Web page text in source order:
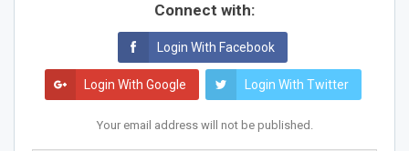
Connect with:
Login With Facebook
Login With Google Login With Twitter
Your email address will not be published.